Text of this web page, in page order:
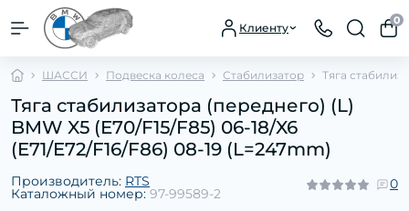
Клиенту
0
ШАССИ Подвеска колеса Стабилизатор Тяга
Тяга стабилизатора (переднего) (L)
BMW X5 (E70/F15/F85) 06-18/X6
(E71/E72/F16/F86) 08-19 (L=247mm)
Производитель: RTS
Каталожный номер: 97-99589-2
0